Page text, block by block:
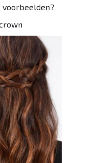
voorbeelden?